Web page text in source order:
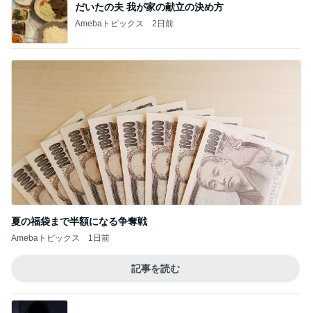
だいたの夫 我が家の献立の決め方
Amebaトピックス 2日前
夏の福袋まで半額になる争奪戦
Amebaトピックス 1日前
記事を読む